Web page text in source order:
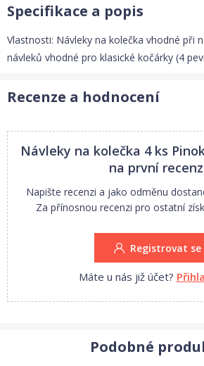
Specifikace a popis
Vlastnosti: Návleky na kolečka vhodné při
návleků vhodné pro klasické kočárky (4
Recenze a hodnocení
Návleky na kolečka 4 ks
na první
Napište recenzi a jako odměnu
Za přínosnou recenzi pro ostatní
Registrovat se
Máte u nás již účet?
Podobné